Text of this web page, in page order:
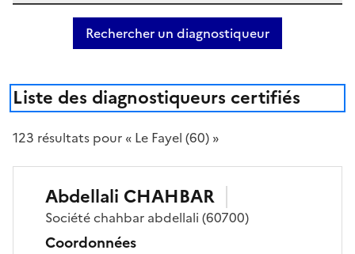
Rechercher un diagnostiqueur
Liste des diagnostiqueurs certifiés
123 résultats pour « Le Fayel (60) »
Abdellali CHAHBAR
Sociétéchahbar abdellali (60700)
Coordonnées